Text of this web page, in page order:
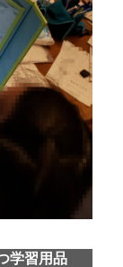
学習用品